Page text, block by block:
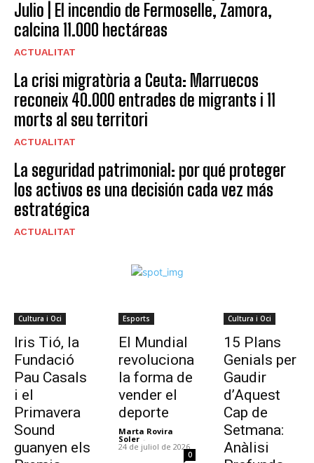
Julio | El incendio de Fermoselle, Zamora,
calcina 11.000 hectáreas
ACTUALITAT
La crisi migratòria a Ceuta: Marruecos
reconeix 40.000 entrades de migrants i 11
morts al seu territori
ACTUALITAT
La seguridad patrimonial: por qué proteger
los activos es una decisión cada vez más
estratégica
ACTUALITAT
Cultura i Oci
Iris Tió, la
Fundació
Pau Casals
i el
Primavera
Sound
guanyen els
Esports
El Mundial
revoluciona
la forma de
vender el
deporte
Marta Rovira
Soler -
24 de juliol de 2026
0
Cultura i Oci
15 Plans
Genials per
Gaudir
d’Aquest
Cap de
Setmana:
Anàlisi